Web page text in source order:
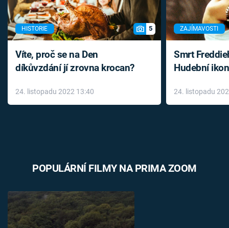
HISTORIE 5
Víte, proč se na Den
díkůvzdání jí zrovna krocan?
24. listopadu 2022 13:40
ZAJÍMAVOSTI
Smrt
Hudební
léky
24. listopadu
POPULÁRNÍ FILMY NA PRIMA ZOOM